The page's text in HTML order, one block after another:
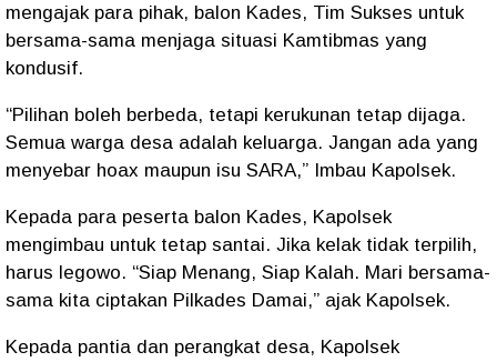
mengajak para pihak, balon Kades, Tim Sukses untuk
bersama-sama menjaga situasi Kamtibmas yang
kondusif.
“Pilihan boleh berbeda, tetapi kerukunan tetap dijaga.
Semua warga desa adalah keluarga. Jangan ada yang
menyebar hoax maupun isu SARA,” Imbau Kapolsek.
Kepada para peserta balon Kades, Kapolsek
mengimbau untuk tetap santai. Jika kelak tidak terpilih,
harus legowo. “Siap Menang, Siap Kalah. Mari bersama-
sama kita ciptakan Pilkades Damai,” ajak Kapolsek.
Kepada pantia dan perangkat desa, Kapolsek